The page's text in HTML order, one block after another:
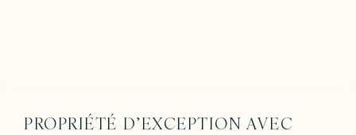
PROPRIÉTÉ D’EXCEPTION AVEC